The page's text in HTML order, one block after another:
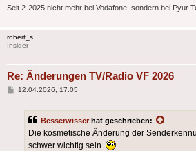
Seit 2-2025 nicht mehr bei Vodafone, sondern bei Pyur
robert_s
Insider
Re: Änderungen TV/Radio VF 2026
Beitrag
12.04.2026, 17:05
Besserwisser hat geschrieben:
Die kosmetische Änderung der
schwer wichtig sein.